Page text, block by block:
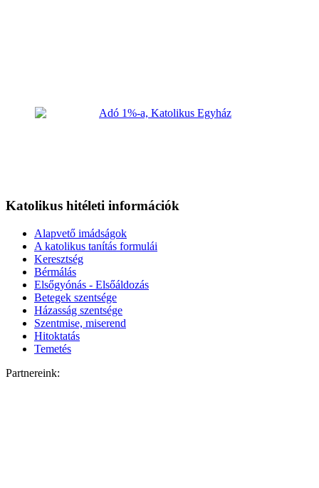
Katolikus hitéleti információk
Alapvető imádságok
A katolikus tanítás formulái
Keresztség
Bérmálás
Elsőgyónás - Elsőáldozás
Betegek szentsége
Házasság szentsége
Szentmise, miserend
Hitoktatás
Temetés
Partnereink: